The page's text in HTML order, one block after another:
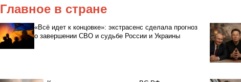
Главное в стране
«Всё идет к концовке»: экстрасенс сделала прогноз
о завершении СВО и судьбе России и Украины